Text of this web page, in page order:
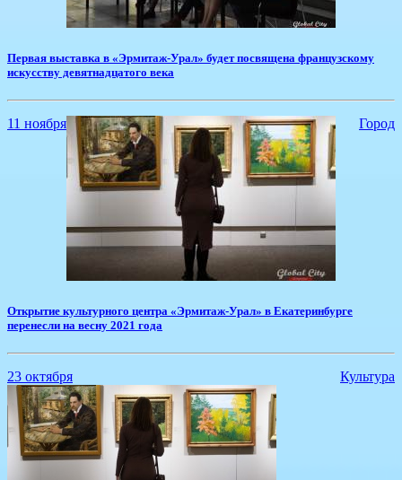
Первая выставка в «Эрмитаж-Урал» будет посвящена французскому
искусству девятнадцатого века
11 ноября Город
​Открытие культурного центра «Эрмитаж-Урал» в Екатеринбурге
перенесли на весну 2021 года
23 октября Культура